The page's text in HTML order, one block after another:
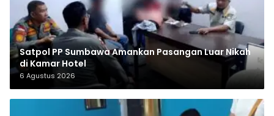
Satpol PP Sumbawa Amankan Pasangan Luar Nikah
di Kamar Hotel
6 Agustus 2026